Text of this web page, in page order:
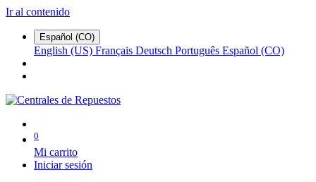
Ir al contenido
Español (CO)
English (US) Français Deutsch Português Español (CO)
0
Mi carrito
Iniciar sesión